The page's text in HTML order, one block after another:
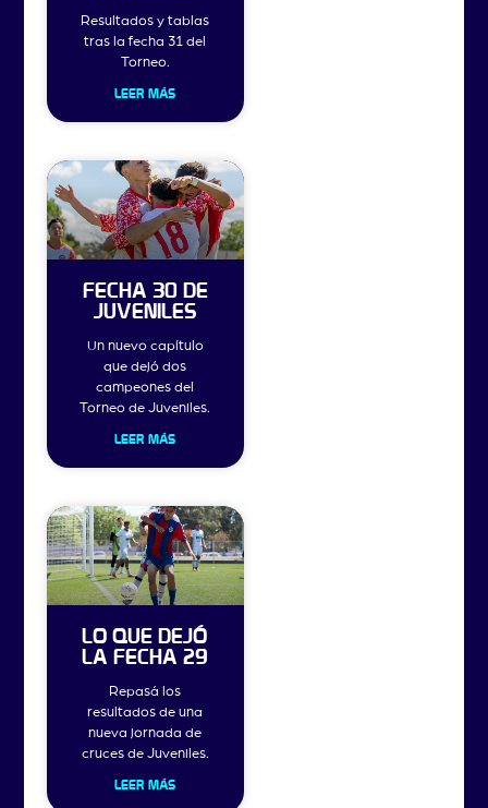
Resultados y tablas
tras la fecha 31 del
Torneo.
LEER MÁS
FECHA 30 DE
JUVENILES
Un nuevo capítulo
que dejó dos
campeones del
Torneo de Juveniles.
LEER MÁS
LO QUE DEJÓ
LA FECHA 29
Repasá los
resultados de una
nueva jornada de
cruces de Juveniles.
LEER MÁS